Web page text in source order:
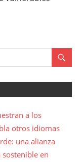
a los
otros idiomas
una alianza
en